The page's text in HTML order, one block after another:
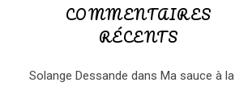
COMMENTAIRES
RÉCENTS
Solange Dessande dans Ma sauce à la